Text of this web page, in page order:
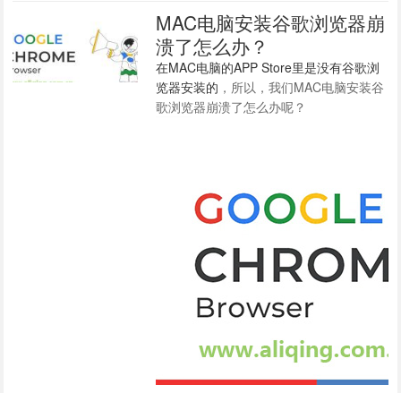
MAC电脑安装谷歌浏览器崩
溃了怎么办？
在MAC电脑的APP Store里是没有谷歌浏
览器安装的 ，所以，我们MAC电脑安装谷
歌浏览器崩溃了怎么办呢？